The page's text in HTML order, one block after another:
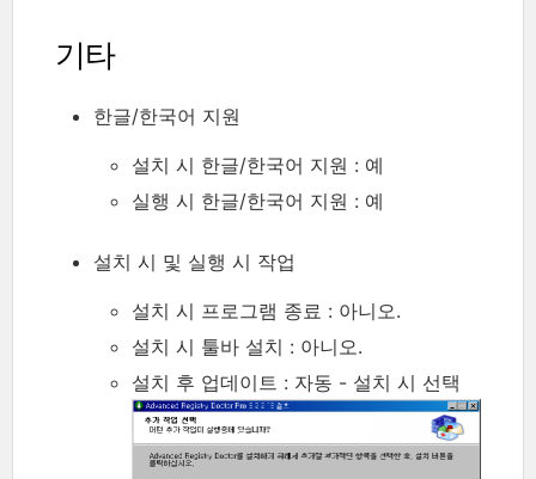
기타
한글/한국어 지원
설치 시 한글/한국어 지원 : 예
실행 시 한글/한국어 지원 : 예
설치 시 및 실행 시 작업
설치 시 프로그램 종료 : 아니오.
설치 시 툴바 설치 : 아니오.
설치 후 업데이트 : 자동 - 설치 시 선택